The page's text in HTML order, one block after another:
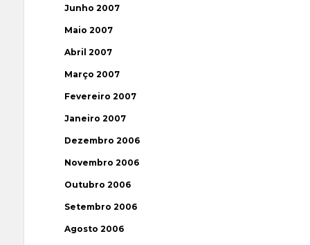
Junho 2007
Maio 2007
Abril 2007
Março 2007
Fevereiro 2007
Janeiro 2007
Dezembro 2006
Novembro 2006
Outubro 2006
Setembro 2006
Agosto 2006